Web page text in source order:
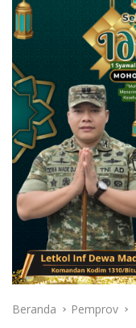
Beranda Pemprov